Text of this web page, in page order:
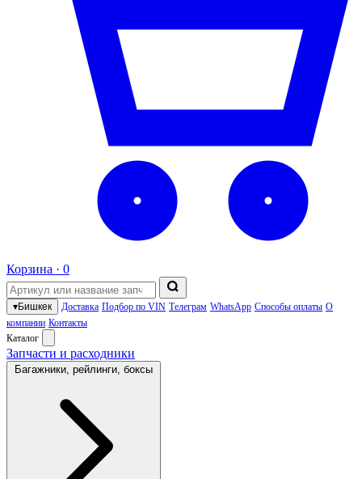
Корзина · 0
▾Бишкек Доставка Подбор по VIN Телеграм WhatsApp Способы оплаты О
компании Контакты
Каталог
Запчасти и расходники
Багажники, рейлинги, боксы